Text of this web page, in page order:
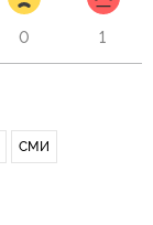
0 1
СМИ